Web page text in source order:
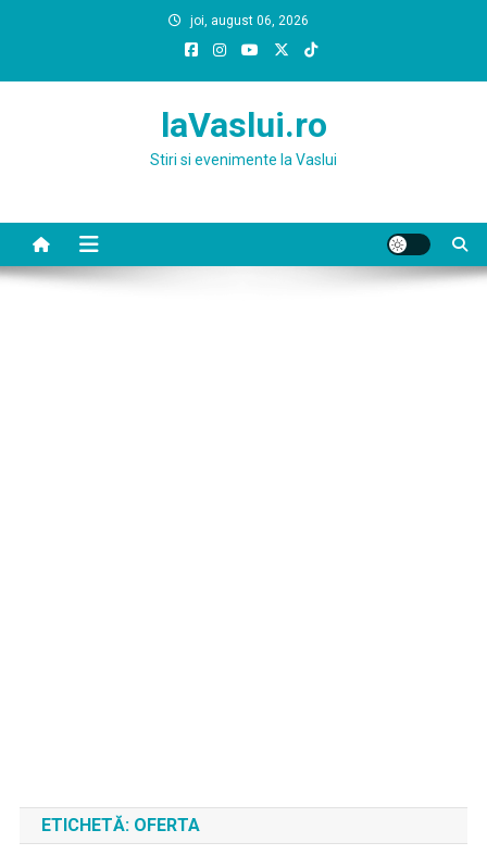
joi, august 06, 2026
laVaslui.ro
Stiri si evenimente la Vaslui
ETICHETĂ: OFERTA